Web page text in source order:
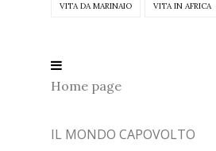
VITA DA MARINAIO VITA IN AFRICA
Home page
IL MONDO CAPOVOLTO